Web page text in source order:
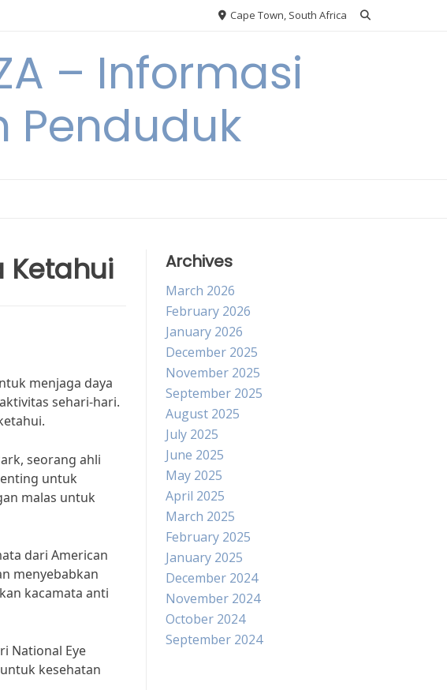
Cape Town, South Africa
– Informasi
Penduduk
Ketahui
menjaga daya
sehari-hari.
seorang ahli
untuk
malas untuk
dari American
menyebabkan
kacamata anti
National Eye
kesehatan
Archives
March 2026
February 2026
January 2026
December 2025
November 2025
September 2025
August 2025
July 2025
June 2025
May 2025
April 2025
March 2025
February 2025
January 2025
December 2024
November 2024
October 2024
September 2024